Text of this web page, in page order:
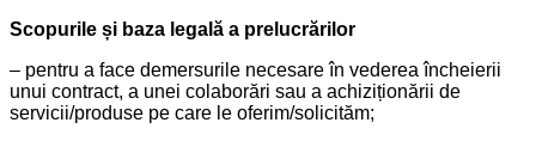
Scopurile și baza legală a prelucrărilor
– pentru a face demersurile necesare în vederea încheierii
unui contract, a unei colaborări sau a achiziționării de
servicii/produse pe care le oferim/solicităm;